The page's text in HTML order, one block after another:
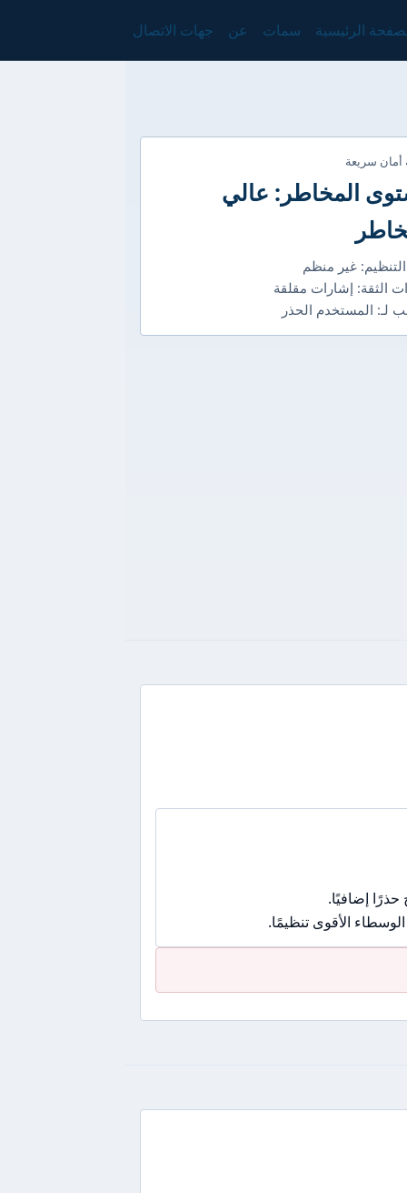
الرئيسية سمات عن جهات الاتصال
أمان سريعة
المخاطر: عالي
غير منظم
الثقة: إشارات مقلقة
لـ: المستخدم الحذر
إضافيًا.
الأقوى تنظيمًا.